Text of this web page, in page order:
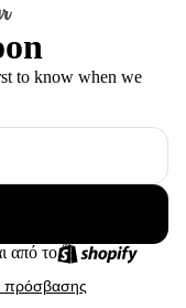
to know when we
από το
πρόσβασης